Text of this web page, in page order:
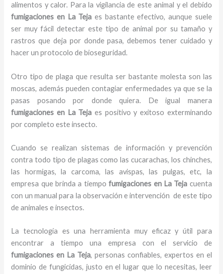
alimentos y calor. Para la vigilancia de este animal y el debido
fumigaciones en La Teja es bastante efectivo, aunque suele
ser muy fácil detectar este tipo de animal por su tamaño y
rastros que deja por donde pasa, debemos tener cuidado y
hacer un protocolo de bioseguridad.
Otro tipo de plaga que resulta ser bastante molesta son las
moscas, además pueden contagiar enfermedades ya que se la
pasas posando por donde quiera. De igual manera
fumigaciones en La Teja es positivo y exitoso exterminando
por completo este insecto.
Cuando se realizan sistemas de información y prevención
contra todo tipo de plagas como las cucarachas, los chinches,
las hormigas, la carcoma, las avispas, las pulgas, etc, la
empresa que brinda a tiempofumigaciones en La Teja cuenta
con un manual para la observación e intervención de este tipo
de animales e insectos.
La tecnología es una herramienta muy eficaz y útil para
encontrar a tiempo una empresa con el servicio de
fumigaciones en La Teja, personas confiables, expertos en el
dominio de fungicidas, justo en el lugar que lo necesitas, leer